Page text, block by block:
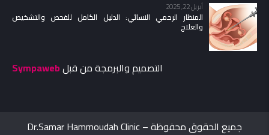
أبريل 22, 2025
المنظار الرحمي النسائي: الدليل الكامل للفحص والتشخيص
والعلاج
التصميم والبرمجة من قبلSympaweb
جميع الحقوق محفوظة – Dr.Samar Hammoudah Clinic